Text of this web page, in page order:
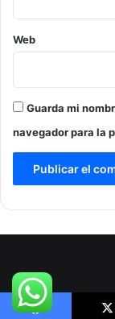
Web
Guarda mi
navegador para la